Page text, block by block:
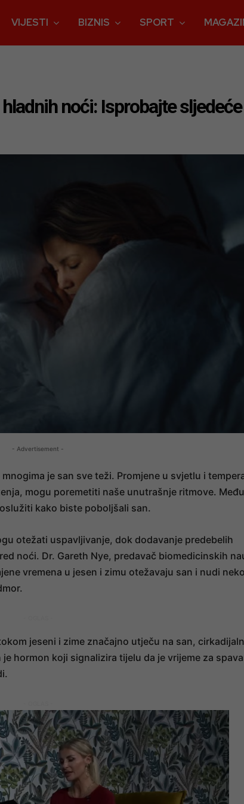
VIJESTI BIZNIS SPORT
noći: Isprobajte
- Advertisement -
je san sve teži. Promjene u svjetlu i
mogu poremetiti naše unutrašnje ritmove.
kako biste poboljšali san.
otežati uspavljivanje, dok dodavanje predebelih
noći. Dr. Gareth Nye, predavač biomedicinskih
vremena u jesen i zimu otežavaju san i nudi
jeseni i zime značajno utječu na san,
hormon koji signalizira tijelu da je vrijeme za